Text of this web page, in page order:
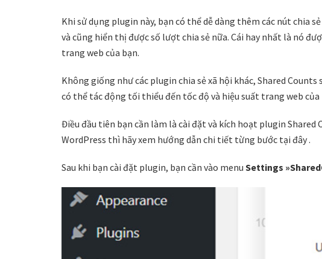
Khi sử dụng plugin này, bạn có thể dễ dàng thêm các nút chia
và cũng hiển thị được số lượt chia sẻ nữa. Cái hay nhất là nó
trang web của bạn.
Không giống như các plugin chia sẻ xã hội khác, Shared
có thể tác động tối thiểu đến tốc độ và hiệu suất trang web của
Điều đầu tiên bạn cần làm là cài đặt và kích hoạt plugin Shared
WordPress thì hãy xem hướng dẫn chi tiết từng bước tại đây .
Sau khi bạn cài đặt plugin, bạn cần vào menu Settings